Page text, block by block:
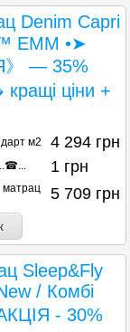
Denim Capri
™ ЕММ •➤
》 — 35%
ціни +
м2 4 294 грн
1 грн
матрац
5 709 грн
Sleep&Fly
/ Комбі
- 30%